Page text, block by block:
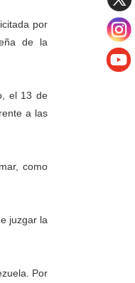
por
de la
el 13 de
a las
como
juzgar la
Por